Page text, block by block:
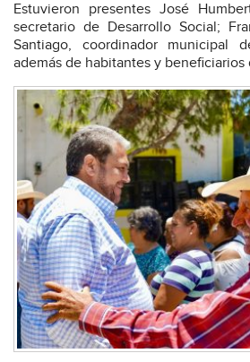
Estuvieron presentes José
secretario de Desarrollo Social;
Santiago, coordinador municipal
además de habitantes y beneficiarios